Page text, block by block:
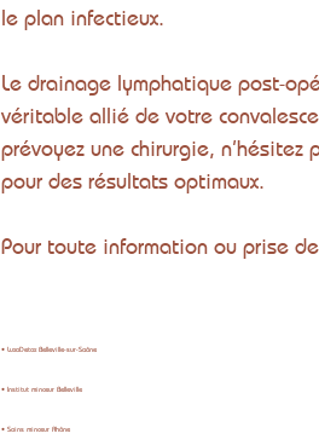
le plan infectieux.
Le drainage lymphatique post-
véritable allié de votre
prévoyez une chirurgie,
pour des résultats optimaux.
Pour toute information ou prise
• LuxoDetox Belleville-sur-Saône
• Institut minceur Belleville
• Soins minceur Rhône